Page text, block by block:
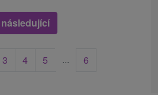
následující
3 4 5 ... 6